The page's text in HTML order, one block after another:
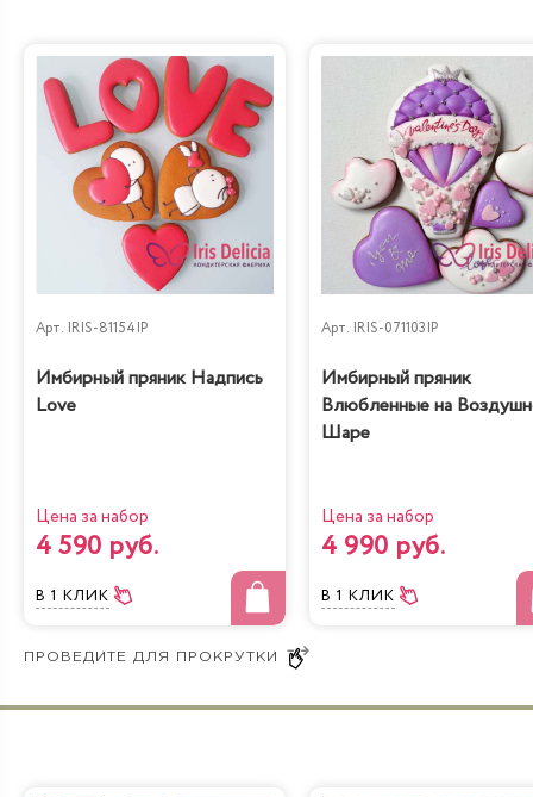
Прага Фисташка-Малина
Йогуртовый с
Арт. IRIS-81154IP
Имбирный пряник Надпись
Love
Цена за набор
4 590 руб.
В 1 КЛИК
Арт. IRIS-071103IP
Имбирный пряник
Влюбленные на
Шаре
Цена за набор
4 990 руб.
В 1 КЛИК